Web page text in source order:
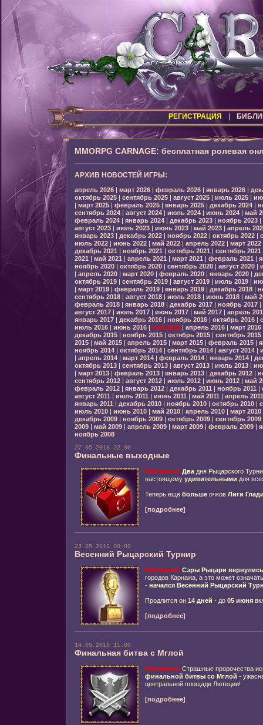
РЕГИСТРАЦИЯ
MMORPG CARNAGE: бесплатная ролевая
АРХИВ НОВОСТЕЙ ИГРЫ:
апрель 2026| март 2026| февраль 2026| январь 2026|
октябрь 2025| сентябрь 2025| август 2025| июль 2025|
| март 2025| февраль 2025| январь 2025| декабрь 2024|
сентябрь 2024| август 2024| июль 2024| июнь 2024| май
февраль 2024| январь 2024| декабрь 2023| ноябрь 2023|
август 2023| июль 2023| июнь 2023| май 2023| апрель
январь 2023| декабрь 2022| ноябрь 2022| октябрь 2022|
июль 2022| июнь 2022| май 2022| апрель 2022| март 2022
декабрь 2021 | ноябрь 2021 | октябрь 2021 | сентябрь 2021
2021 | май 2021 | апрель 2021 | март 2021 | февраль 2021 |
ноябрь 2020| октябрь 2020| сентябрь 2020| август 2020|
| апрель 2020| март 2020| февраль 2020| январь 2020|
октябрь 2019| сентябрь 2019| август 2019| июль 2019|
| март 2019| февраль 2019| январь 2019| декабрь 2018|
сентябрь 2018| август 2018| июль 2018| июнь 2018| май
февраль 2018| январь 2018| декабрь 2017| ноябрь 2017|
август 2017| июль 2017| июнь 2017| май 2017| апрель
январь 2017| декабрь 2016| ноябрь 2016| октябрь 2016|
июль 2016| июнь 2016| май 2016| апрель 2016| март 2016
декабрь 2015| ноябрь 2015| октябрь 2015| сентябрь 2015
2015| май 2015| апрель 2015| март 2015| февраль 2015|
ноябрь 2014| октябрь 2014| сентябрь 2014| август 2014|
| апрель 2014| март 2014| февраль 2014| январь 2014|
октябрь 2013| сентябрь 2013| август 2013| июль 2013|
| март 2013| февраль 2013| январь 2013| декабрь 2012|
сентябрь 2012| август 2012| июль 2012| июнь 2012| май
февраль 2012| январь 2012| декабрь 2011 | ноябрь 2011 |
август 2011 | июль 2011 | июнь 2011 | май 2011 | апрель 2011
январь 2011 | декабрь 2010| ноябрь 2010| октябрь 2010|
июль 2010| июнь 2010| май 2010| апрель 2010| март 2010
декабрь 2009| ноябрь 2009| октябрь 2009| сентябрь 2009
2009| май 2009| апрель 2009| март 2009| февраль 2009|
ноябрь 2008
27.05.2016 22:00
Финальные выходные
Внимание! Двадня Рыцарского
настоящему удивительными для
Теперь еще большеочков Лиги
[подробнее]
23.05.2016 00:00
Весенний Рыцарский Турнир
Внимание! Сэры Рыцари вернулись
городов Карнажа, а это может
- начался Весенний Рыцарский
Продлится он 14 дней - до 05июня
[подробнее]
14.05.2016 11:00
Финальная битва с Мглой
Внимание! Страшные пророчества
финальной битвы со Мглой -
центральной площади Лютеции!
[подробнее]